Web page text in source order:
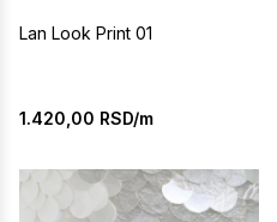
Lan Look Print 01
1.420,00 RSD/m